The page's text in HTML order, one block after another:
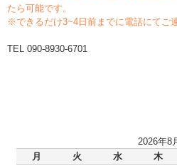
たら可能です。
※できるだけ3~4日前までに電話にてご
TEL 090-8930-6701
2026年8
月
火 水 木